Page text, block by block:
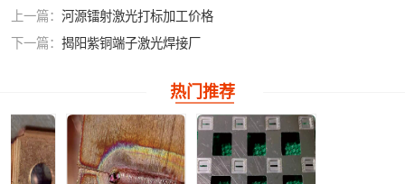
上一篇： 河源镭射激光打标加工价格
下一篇： 揭阳紫铜端子激光焊接厂
热门推荐
紫铜产品激光焊